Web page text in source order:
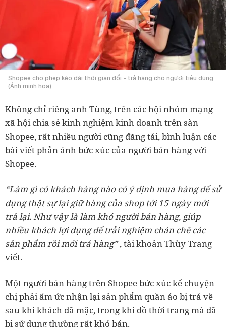
Shopee cho phép kéo dài thời gian đổi - trả hàng cho người tiêu dùng.
(Ảnh minh họa)
Không chỉ riêng anh Tùng, trên các hội nhóm mạng
xã hội chia sẻ kinh nghiệm kinh doanh trên sàn
Shopee, rất nhiều người cũng đăng tải, bình luận các
bài viết phản ánh bức xúc của người bán hàng với
Shopee.
“Làm gì có khách hàng nào có ý định mua hàng để sử
dụng thật sự lại giữ hàng của shop tới 15 ngày mới
trả lại. Như vậy là làm khó người bán hàng, giúp
nhiều khách lợi dụng để trải nghiệm chán chê các
sản phẩm rồi mới trả hàng”, tài khoản Thùy Trang
viết.
Một người bán hàng trên Shopee bức xúc kể chuyện
chị phải ấm ức nhận lại sản phẩm quần áo bị trả về
sau khi khách đã mặc, trong khi đồ thời trang mà đã
bị sử dụng thường rất khó bán.